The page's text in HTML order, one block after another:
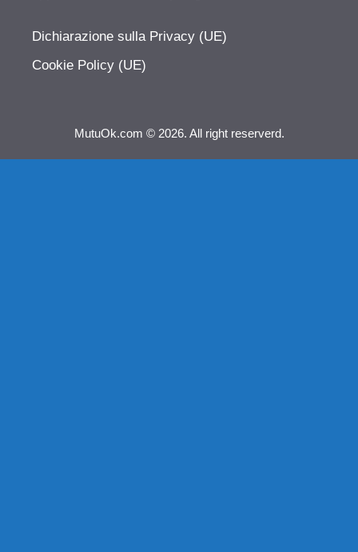
Dichiarazione sulla Privacy (UE)
Cookie Policy (UE)
MutuOk.com © 2026. All right reserverd.